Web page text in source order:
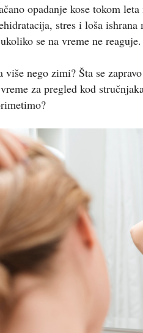
opadanje kose tokom
stres i loša
se na vreme ne reaguje.
više nego zimi? Šta se
za pregled kod